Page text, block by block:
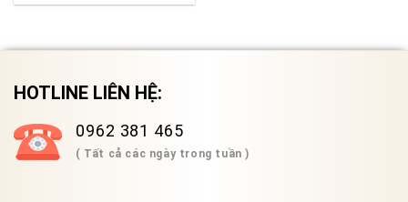
HOTLINE LIÊN HỆ:
0962 381 465
( Tất cả các ngày trong tuần )